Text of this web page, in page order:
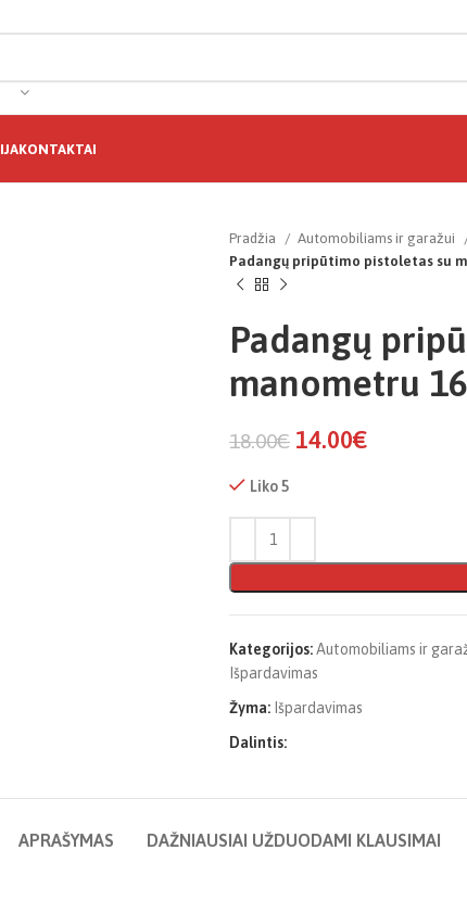
KONTAKTAI
Pradžia
Automobiliams ir garažui
Padangų pripūtimo pistoletas su
Padangų
manometru
18.00€ 14.00€
Liko 5
Kategorijos:Automobiliams ir
Išpardavimas
Žyma: Išpardavimas
Dalintis:
APRAŠYMAS DAŽNIAUSIAI UŽDUODAMI KLAUSIMAI